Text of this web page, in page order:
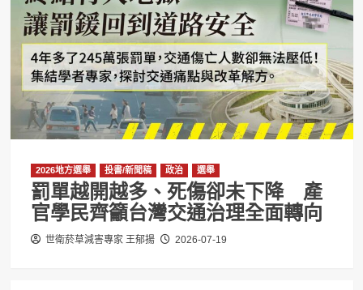
2026地方選舉 投書/新聞稿 政治 選舉
罰單越開越多、死傷卻未下降 產
官學民齊籲台灣交通治理全面轉向
世衛菸草減害專家 王郁揚 2026-07-19